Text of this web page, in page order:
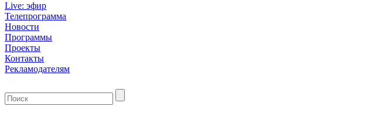
Live: эфир
Телепрограмма
Новости
Программы
Проекты
Контакты
Рекламодателям